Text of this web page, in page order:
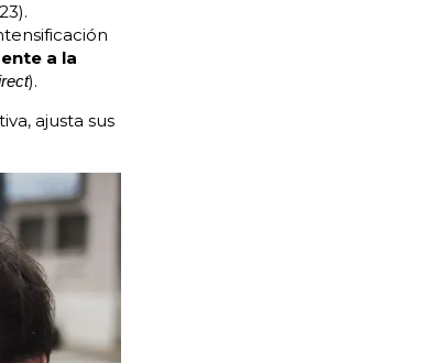
a la
).
ajusta sus